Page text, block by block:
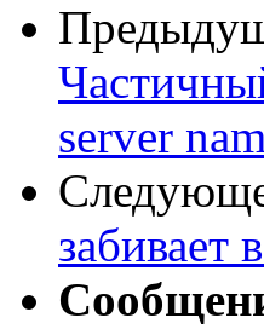
server
забивает